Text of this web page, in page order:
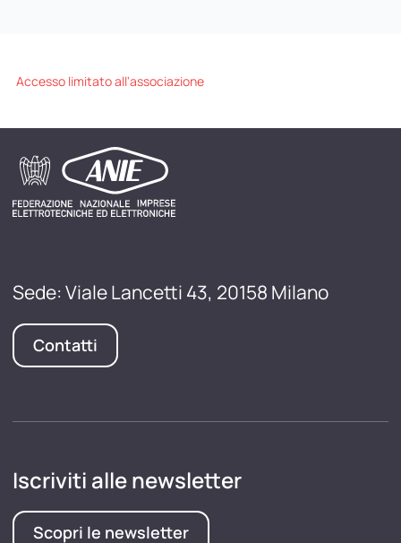
Accesso limitato all'associazione
Sede: Viale Lancetti 43, 20158 Milano
Contatti
Iscriviti alle newsletter
Scopri le newsletter